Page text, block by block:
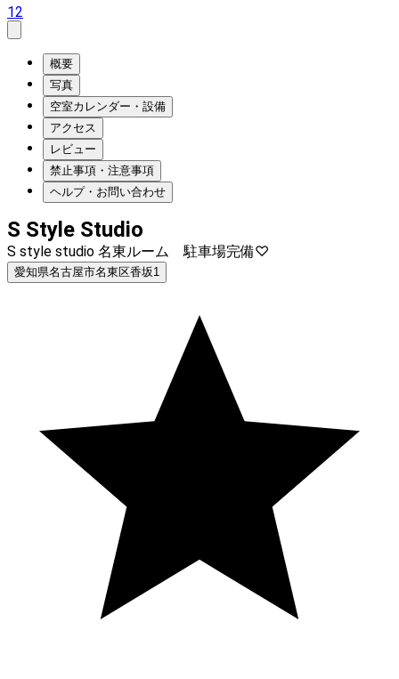
12
概要
写真
空室カレンダー・設備
アクセス
レビュー
禁止事項・注意事項
ヘルプ・お問い合わせ
S Style Studio
S style studio 名東ルーム 駐車場完備♡
愛知県名古屋市名東区香坂1